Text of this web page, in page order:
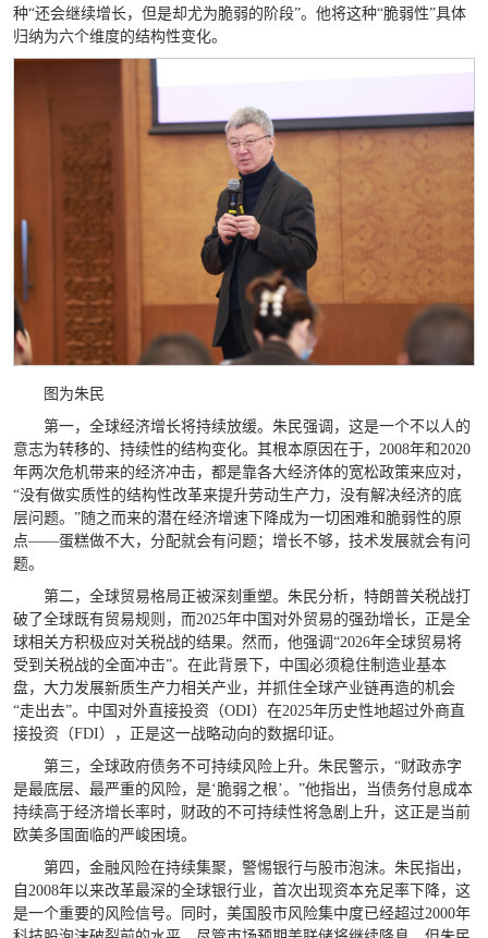
种“还会继续增长，但是却尤为脆弱的阶段”。他将这种“脆弱性”具体
归纳为六个维度的结构性变化。
图为朱民
第一，全球经济增长将持续放缓。朱民强调，这是一个不以人的
意志为转移的、持续性的结构变化。其根本原因在于，2008年和2020
年两次危机带来的经济冲击，都是靠各大经济体的宽松政策来应对，
“没有做实质性的结构性改革来提升劳动生产力，没有解决经济的底
层问题。”随之而来的潜在经济增速下降成为一切困难和脆弱性的原
点——蛋糕做不大，分配就会有问题；增长不够，技术发展就会有问
题。
第二，全球贸易格局正被深刻重塑。朱民分析，特朗普关税战打
破了全球既有贸易规则，而2025年中国对外贸易的强劲增长，正是全
球相关方积极应对关税战的结果。然而，他强调“2026年全球贸易将
受到关税战的全面冲击”。在此背景下，中国必须稳住制造业基本
盘，大力发展新质生产力相关产业，并抓住全球产业链再造的机会
“走出去”。中国对外直接投资（ODI）在2025年历史性地超过外商直
接投资（FDI），正是这一战略动向的数据印证。
第三，全球政府债务不可持续风险上升。朱民警示，“财政赤字
是最底层、最严重的风险，是‘脆弱之根’。”他指出，当债务付息成本
持续高于经济增长率时，财政的不可持续性将急剧上升，这正是当前
欧美多国面临的严峻困境。
第四，金融风险在持续集聚，警惕银行与股市泡沫。朱民指出，
自2008年以来改革最深的全球银行业，首次出现资本充足率下降，这
是一个重要的风险信号。同时，美国股市风险集中度已经超过2000年